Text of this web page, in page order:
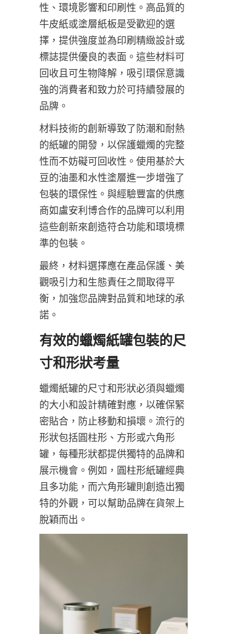
性、環境影響和印刷性。高品質的
牛皮紙或塗層紙板是受歡迎的選
擇，提供強度並為印刷精緻設計或
標誌提供優良的表面。這些材料可
回收且可生物降解，吸引環保意識
強的消費者和致力於可持續發展的
品牌。
材料技術的創新導致了防潮和耐熱
的紙罐的開發，以保護蠟燭的完整
性而不妨礙可回收性。使用基於大
豆的油墨和水性塗層進一步增強了
包裝的環保性。與經驗豐富的供應
商如盧安利博合作的品牌可以利用
這些創新來創造符合功能和環境標
準的包裝。
最終，材料選擇應在產品保護、美
觀吸引力和生態責任之間取得平
衡，加強您品牌對品質和地球的承
諾。
有效的蠟燭紙罐包裝的尺
蠟燭紙罐的尺寸和形狀必須與蠟燭
的大小和設計精確對應，以確保緊
密貼合，防止移動和損壞。流行的
形狀包括圓柱形、方形或六角形
罐，每種形狀都提供獨特的品牌和
展示機會。例如，圓柱形紙罐經典
且多功能，而六角形罐則創造出獨
特的外觀，可以幫助品牌在貨架上
脫穎而出。